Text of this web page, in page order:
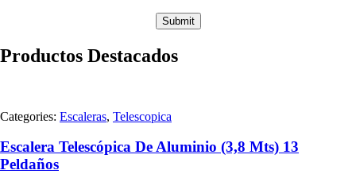
Productos Destacados
Categories: Escaleras, Telescopica
Escalera Telescópica De Aluminio (3,8 Mts) 13
Peldaños